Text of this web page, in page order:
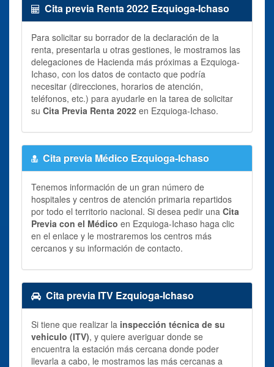
Cita previa Renta 2022 Ezquioga-Ichaso
Para solicitar su borrador de la declaración de la
renta, presentarla u otras gestiones, le mostramos las
delegaciones de Hacienda más próximas a Ezquioga-
Ichaso, con los datos de contacto que podría
necesitar (direcciones, horarios de atención,
teléfonos, etc.) para ayudarle en la tarea de solicitar
su Cita Previa Renta 2022 en Ezquioga-Ichaso.
Cita previa Médico Ezquioga-Ichaso
Tenemos información de un gran número de
hospitales y centros de atención primaria repartidos
por todo el territorio nacional. Si desea pedir una Cita
Previa con el Médico en Ezquioga-Ichaso haga clic
en el enlace y le mostraremos los centros más
cercanos y su información de contacto.
Cita previa ITV Ezquioga-Ichaso
Si tiene que realizar la inspección técnica de su
vehiculo (ITV), y quiere averiguar donde se
encuentra la estación más cercana donde poder
llevarla a cabo, le mostramos las más cercanas a